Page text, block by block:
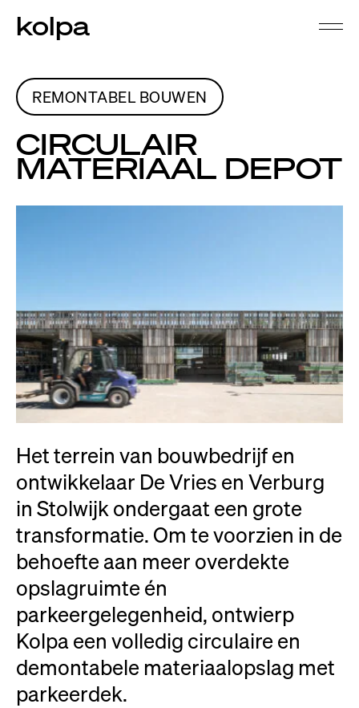
kolpa
REMONTABEL BOUWEN
CIRCULAIR
MATERIAAL DEPOT
Het terrein van bouwbedrijf en
ontwikkelaar De Vries en Verburg
in Stolwijk ondergaat een grote
transformatie. Om te voorzien in de
behoefte aan meer overdekte
opslagruimte én
parkeergelegenheid, ontwierp
Kolpa een volledig circulaire en
demontabele materiaalopslag met
parkeerdek.